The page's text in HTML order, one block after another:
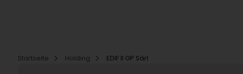
Startseite
Holding EDIF II GP Sàrl